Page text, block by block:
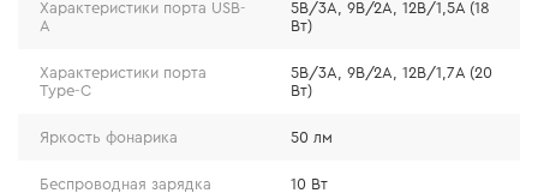
12V / 1.7A
Поддержка Quick Charge 3.0
5V / 3A
Характеристики порта USB-
A
5В/3A, 9В/2A, 12В/1,5A (18
Вт)
Характеристики порта
Type-C
5В/3A, 9В/2A, 12В/1,7A (20
Вт)
Яркость фонарика 50 лм
Беспроводная зарядка 10 Вт